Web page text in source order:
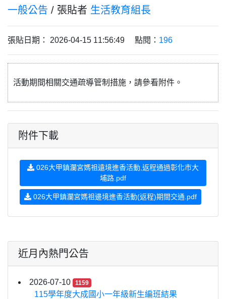
一般公告 / 張貼者 生活教育組長
張貼日期： 2026-04-15 11:56:49 點閱： 196
活動期間相關交通疏導管制措施，請參看附件。
附件下載
026大甲鎮瀾宮媽祖遠境進香活動,返程通過彰化市大
埔路.pdf
026大甲鎮瀾宮媽祖邊境進香活動(返程)期間交通.pdf
近月內熱門公告
2026-07-10 1159
115學年度大成國小一年級新生編班結果